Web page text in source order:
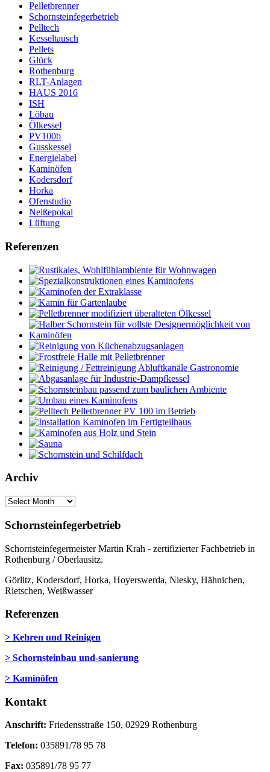
Pelletbrenner
Schornsteinfegerbetrieb
Pelltech
Kesseltausch
Pellets
Glück
Rothenburg
RLT-Anlagen
HAUS 2016
ISH
Löbau
Ölkessel
PV100b
Gusskessel
Energielabel
Kaminöfen
Kodersdorf
Horka
Ofenstudio
Neißepokal
Lüftung
Referenzen
Archiv
Schornsteinfegerbetrieb
Schornsteinfegermeister Martin Krah - zertifizierter Fachbetrieb in
Rothenburg / Oberlausitz.
Görlitz, Kodersdorf, Horka, Hoyerswerda, Niesky, Hähnichen,
Rietschen, Weißwasser
Referenzen
> Kehren und Reinigen
> Schornsteinbau und-sanierung
> Kaminöfen
Kontakt
Anschrift: Friedensstraße 150, 02929 Rothenburg
Telefon: 035891/78 95 78
Fax: 035891/78 95 77